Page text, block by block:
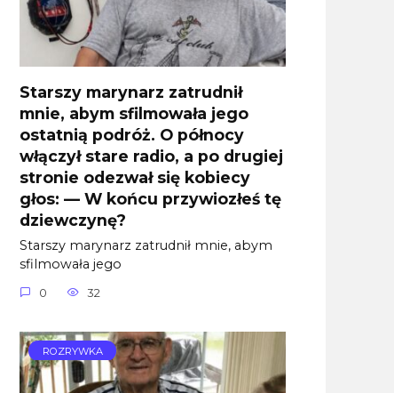
Starszy marynarz zatrudnił
mnie, abym sfilmowała jego
ostatnią podróż. O północy
włączył stare radio, a po drugiej
stronie odezwał się kobiecy
głos: — W końcu przywiozłeś tę
dziewczynę?
Starszy marynarz zatrudnił mnie, abym
sfilmowała jego
0 32
ROZRYWKA